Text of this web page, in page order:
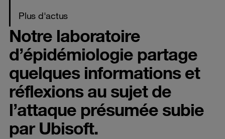
Plus d'actus
Notre laboratoire
d’épidémiologie partage
quelques informations et
réflexions au sujet de
l’attaque présumée subie
par Ubisoft.